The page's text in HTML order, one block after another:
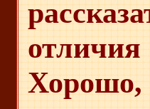
Хорошо,